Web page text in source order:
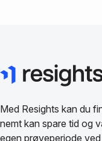
Med Resights kan du
nemt kan spare tid og
egen prøveperiode